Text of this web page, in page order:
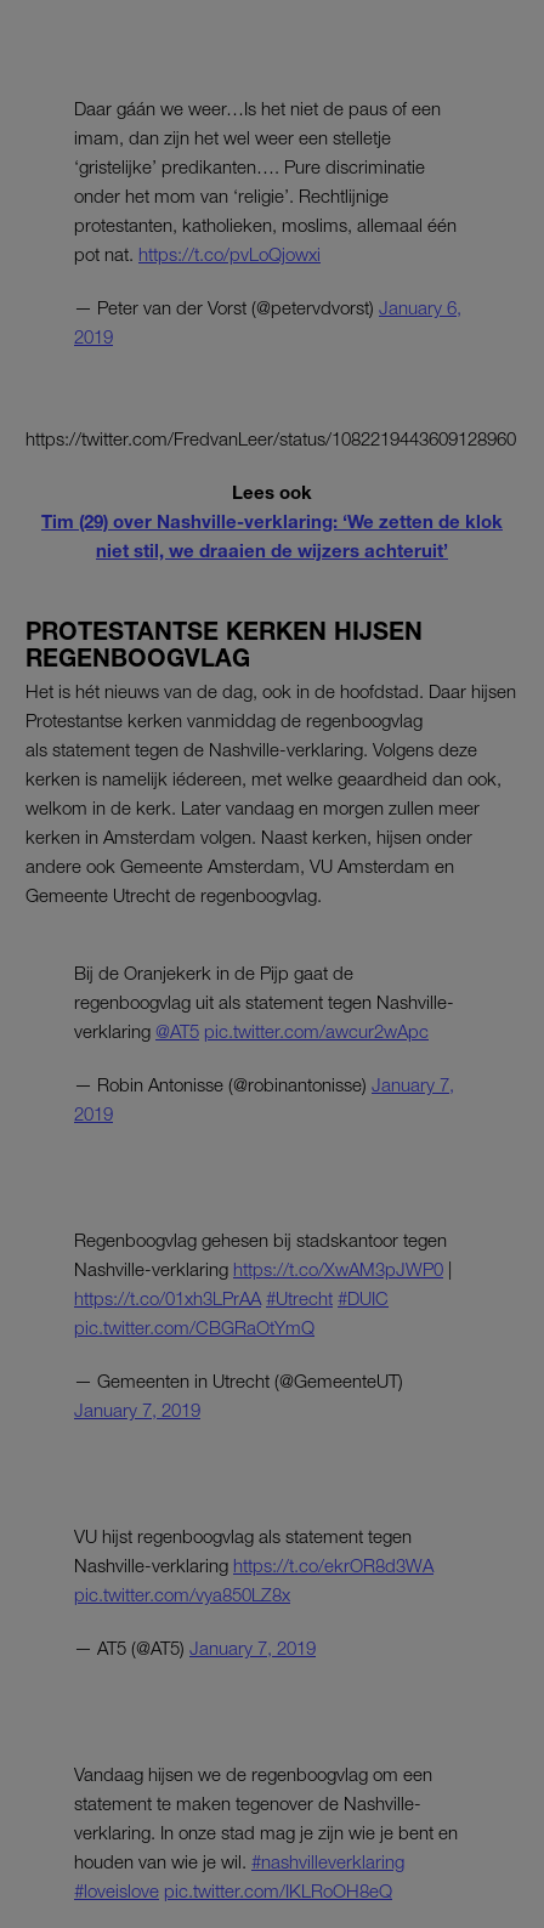
Daar gáán we weer…Is het niet de paus of een
imam, dan zijn het wel weer een stelletje
‘gristelijke’ predikanten…. Pure discriminatie
onder het mom van ‘religie’. Rechtlijnige
protestanten, katholieken, moslims, allemaal één
pot nat. https://t.co/pvLoQjowxi
— Peter van der Vorst (@petervdvorst) January 6,
2019
https://twitter.com/FredvanLeer/status/1082219443609128960
Lees ook
Tim (29) over Nashville-verklaring: ‘We zetten de klok
niet stil, we draaien de wijzers achteruit’
PROTESTANTSE KERKEN HIJSEN
REGENBOOGVLAG
Het is hét nieuws van de dag, ook in de hoofdstad. Daar hijsen
Protestantse kerken vanmiddag de regenboogvlag
als statement tegen de Nashville-verklaring. Volgens deze
kerken is namelijk iédereen, met welke geaardheid dan ook,
welkom in de kerk. Later vandaag en morgen zullen meer
kerken in Amsterdam volgen. Naast kerken, hijsen onder
andere ook Gemeente Amsterdam, VU Amsterdam en
Gemeente Utrecht de regenboogvlag.
Bij de Oranjekerk in de Pijp gaat de
regenboogvlag uit als statement tegen Nashville-
verklaring @AT5 pic.twitter.com/awcur2wApc
— Robin Antonisse (@robinantonisse) January 7,
2019
Regenboogvlag gehesen bij stadskantoor tegen
Nashville-verklaring https://t.co/XwAM3pJWP0 |
https://t.co/01xh3LPrAA #Utrecht #DUIC
pic.twitter.com/CBGRaOtYmQ
— Gemeenten in Utrecht (@GemeenteUT)
January 7, 2019
VU hijst regenboogvlag als statement tegen
Nashville-verklaring https://t.co/ekrOR8d3WA
pic.twitter.com/vya850LZ8x
— AT5 (@AT5) January 7, 2019
Vandaag hijsen we de regenboogvlag om een
statement te maken tegenover de Nashville-
verklaring. In onze stad mag je zijn wie je bent en
houden van wie je wil. #nashvilleverklaring
#loveislove pic.twitter.com/IKLRoOH8eQ